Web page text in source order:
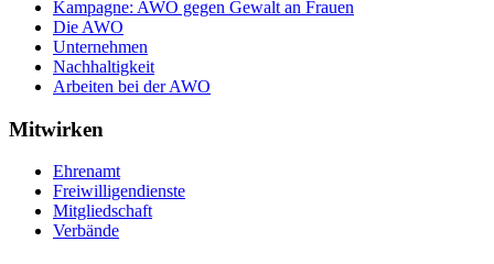
Kampagne: AWO gegen Gewalt an Frauen
Die AWO
Unternehmen
Nachhaltigkeit
Arbeiten bei der AWO
Mitwirken
Ehrenamt
Freiwilligendienste
Mitgliedschaft
Verbände